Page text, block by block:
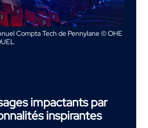
Compta Tech de Pennylane © OHE
impactants par
inspirantes